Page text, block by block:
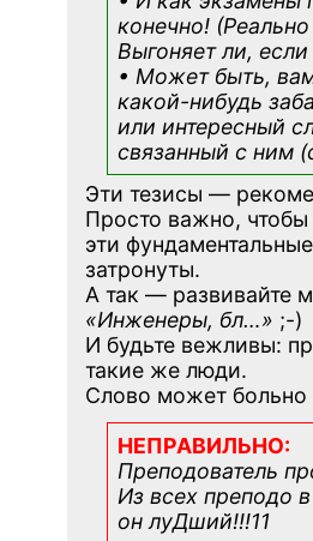
конечно!
Выгоняет ли, если
• Может быть,
какой-нибудь
или интересный
связанный с ним
Эти тезисы —
Просто важно, чтобы
эти
затронуты.
А так — развивайте
«Инженеры, бл…» ;-)
И будьте вежливы:
такие же люди.
Слово может больно
НЕПРАВИЛЬНО:
Преподователь
Из всех преподо
он луДший!!!11